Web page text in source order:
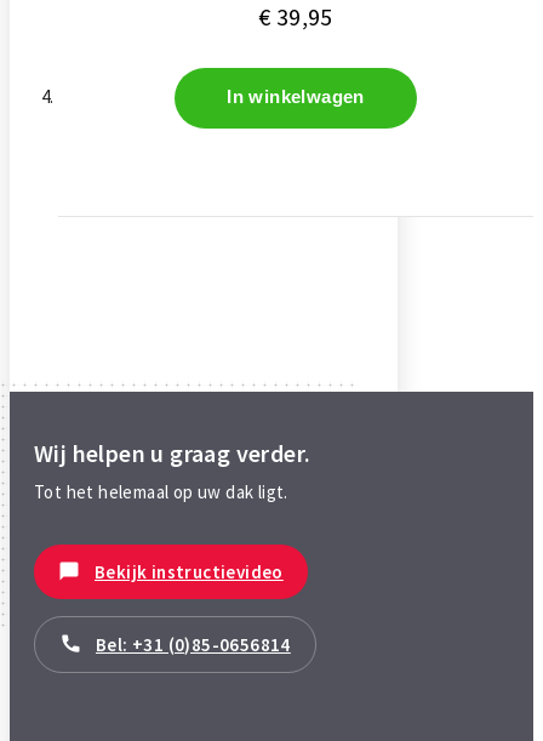
€ 39,95
In winkelwagen
Wij helpen u graag verder.
Tot het helemaal op uw dak ligt.
Bekijk instructievideo
Bel: +31 (0)85-0656814